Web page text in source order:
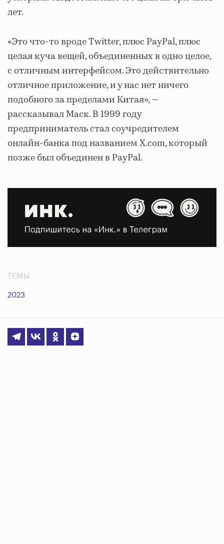
лет.
«Это что-то вроде Twitter, плюс PayPal, плюс
целая куча вещей, объединенных в одно целое,
с отличным интерфейсом. Это действительно
отличное приложение, и у нас нет ничего
подобного за пределами Китая», —
рассказывал Маск. В 1999 году
предприниматель стал соучредителем
онлайн-банка под названием X.com, который
позже был объединен в PayPal.
ТЕМЫ
2023